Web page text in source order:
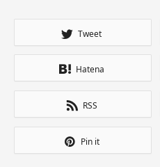
Tweet
Hatena
RSS
Pin it